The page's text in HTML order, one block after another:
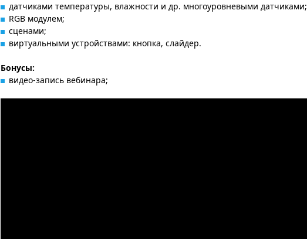
датчиками температуры, влажности и др. многоуровневыми датчиками;
RGB модулем;
сценами;
виртуальными устройствами: кнопка, слайдер.
Бонусы:
видео-запись вебинара;